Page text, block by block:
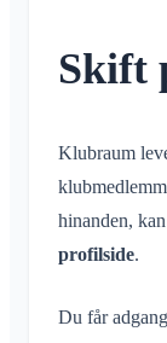
Personlig
Slet besked
Kalender
Opret
Forlad
Flere
Forlad
Log ud
Skift navn
Skift e-mail
Skift
Klubraum
hinanden,
profilside.
Du får